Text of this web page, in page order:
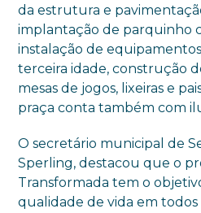
da estrutura e
implantação de parquinho
instalação de
terceira idade, construção
mesas de jogos, lixeiras e
praça conta também com
O secretário municipal de
Sperling, destacou que o
Transformada tem o
qualidade de vida em todos